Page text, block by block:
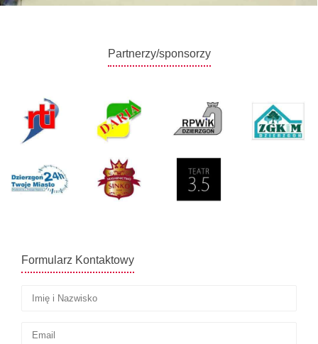
Partnerzy/sponsorzy
Formularz Kontaktowy